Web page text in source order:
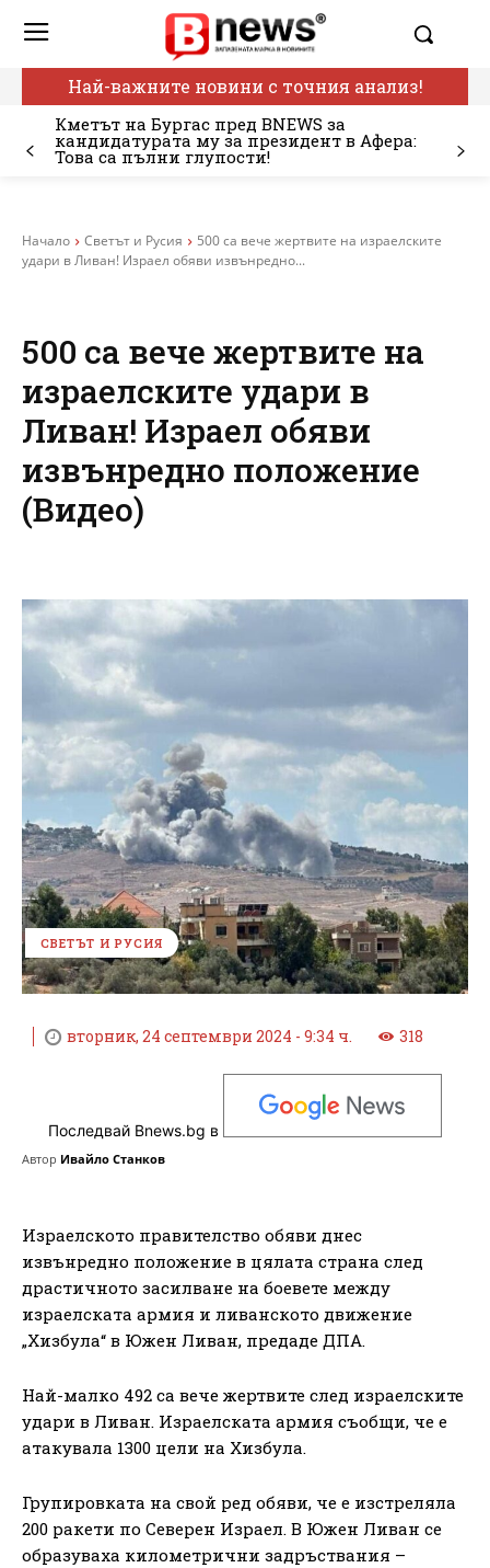
Най-важните новини с точния анализ!
Кметът на Бургас пред BNEWS за
кандидатурата му за президент в Афера:
Това са пълни глупости!
Начало Светът и Русия
500 са вече жертвите на израелските
удари в Ливан! Израел обяви извънредно...
500 са вече жертвите на
израелските удари в
Ливан! Израел обяви
извънредно положение
(Видео)
СВЕТЪТ И РУСИЯ
вторник, 24 септември 2024 - 9:34 ч. 318
Последвай Bnews.bg в
Автор Ивайло Станков
Израелското правителство обяви днес
извънредно положение в цялата страна след
драстичното засилване на боевете между
израелската армия и ливанското движение
„Хизбула“ в Южен Ливан, предаде ДПА.
Най-малко 492 са вече жертвите след израелските
удари в Ливан. Израелската армия съобщи, че е
атакувала 1300 цели на Хизбула.
Групировката на свой ред обяви, че е изстреляла
200 ракети по Северен Израел. В Южен Ливан се
образуваха километрични задръствания –